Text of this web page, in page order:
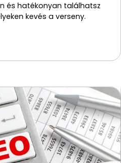
és hatékonyan találhatsz
kevés a verseny.